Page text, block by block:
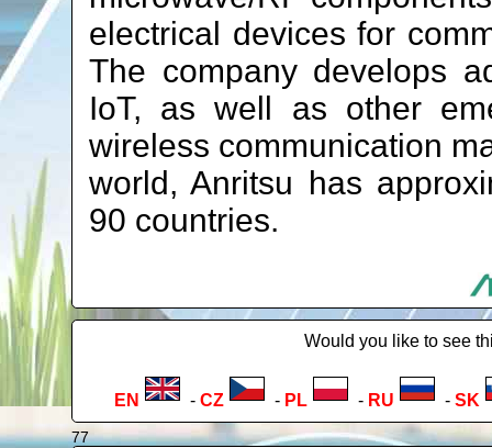
electrical devices for
The company develops
IoT, as well as other
wireless communication
world, Anritsu has
90 countries.
Would you like to see
EN - CZ - PL - RU - SK
77